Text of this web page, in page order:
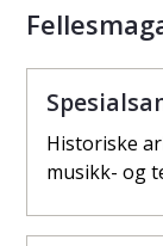
Historiske
musikk- og